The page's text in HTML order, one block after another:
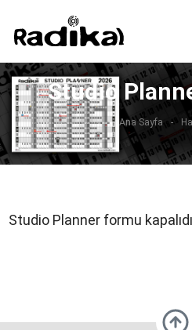
Studio
Ana Sayfa
Studio Planner formu